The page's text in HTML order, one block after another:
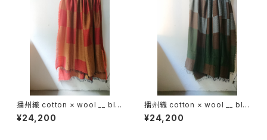
播州織 cotton × wool __ blo
ck 220-120 鬼灯GK
¥24,200
播州織 cotton × wool __ blo
ck 220-120 狭霧GK
¥24,200